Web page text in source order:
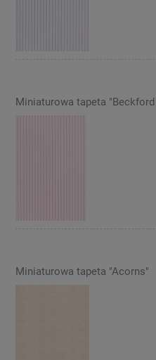
Miniaturowa tapeta
Miniaturowa tapeta "Acorns"